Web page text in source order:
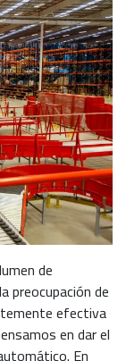
de
preocupación de
efectiva
en dar el